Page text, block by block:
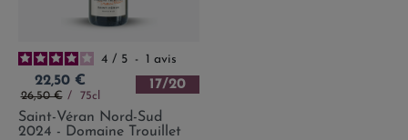
4 / 5 - 1 avis
Prix
22,50 €
Prix de base
26,50 € 75cl
17/20
Saint-Véran Nord-Sud
2024 - Domaine Trouillet